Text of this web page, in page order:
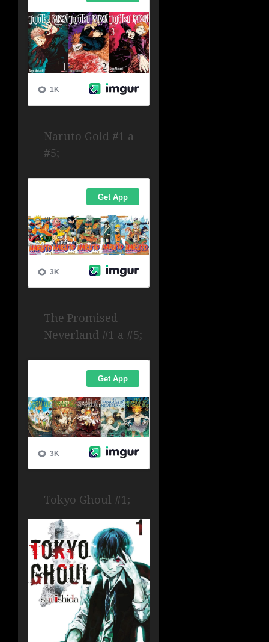
Naruto Gold #1 a
#5;
The Promised
Neverland #1 a #5;
Tokyo Ghoul #1;